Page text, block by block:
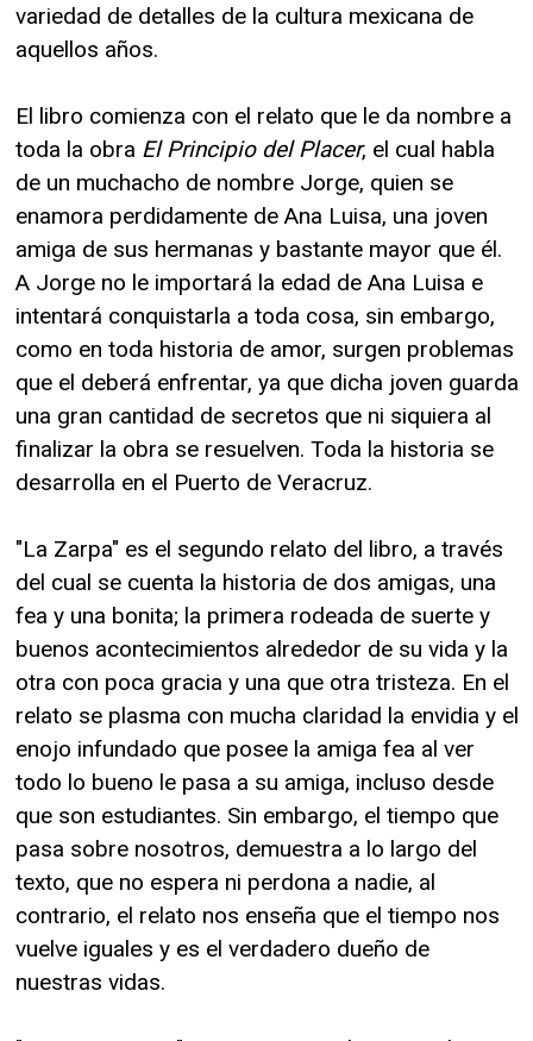
variedad de detalles de la cultura mexicana de
aquellos años.
El libro comienza con el relato que le da nombre a
toda la obra El Principio del Placer, el cual habla
de un muchacho de nombre Jorge, quien se
enamora perdidamente de Ana Luisa, una joven
amiga de sus hermanas y bastante mayor que él.
A Jorge no le importará la edad de Ana Luisa e
intentará conquistarla a toda cosa, sin embargo,
como en toda historia de amor, surgen problemas
que el deberá enfrentar, ya que dicha joven guarda
una gran cantidad de secretos que ni siquiera al
finalizar la obra se resuelven. Toda la historia se
desarrolla en el Puerto de Veracruz.
"La Zarpa" es el segundo relato del libro, a través
del cual se cuenta la historia de dos amigas, una
fea y una bonita; la primera rodeada de suerte y
buenos acontecimientos alrededor de su vida y la
otra con poca gracia y una que otra tristeza. En el
relato se plasma con mucha claridad la envidia y el
enojo infundado que posee la amiga fea al ver
todo lo bueno le pasa a su amiga, incluso desde
que son estudiantes. Sin embargo, el tiempo que
pasa sobre nosotros, demuestra a lo largo del
texto, que no espera ni perdona a nadie, al
contrario, el relato nos enseña que el tiempo nos
vuelve iguales y es el verdadero dueño de
nuestras vidas.